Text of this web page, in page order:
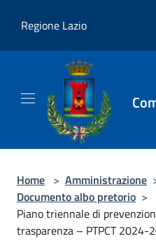
Regione Lazio
Home > Amministrazione
Documento albo pretorio >
Piano triennale di
trasparenza – PTPCT 2024-